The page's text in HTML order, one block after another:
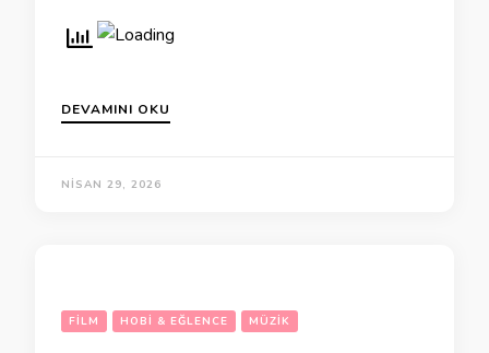
DEVAMINI OKU
NISAN 29, 2026
FILM HOBI & EĞLENCE MÜZIK